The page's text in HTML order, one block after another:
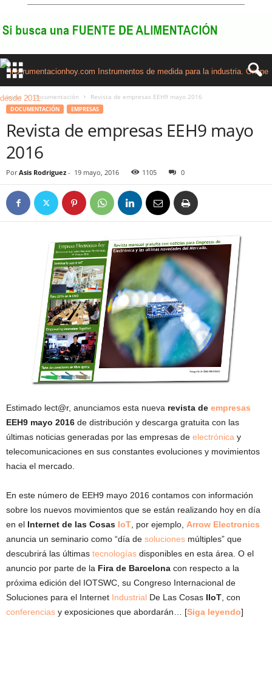
Inicio Documentación Revista de empresas EEH9 mayo 2016
DOCUMENTACIÓN EMPRESAS
Revista de empresas EEH9 mayo
2016
Por Asis Rodriguez - 19 mayo, 2016 1105 0
Estimado lect@r, anunciamos esta nueva revista de empresas
EEH9 mayo 2016 de distribución y descarga gratuita con las
últimas noticias generadas por las empresas de electrónica y
telecomunicaciones en sus constantes evoluciones y movimientos
hacia el mercado.
En este número de EEH9 mayo 2016 contamos con información
sobre los nuevos movimientos que se están realizando hoy en día
en el Internet de las Cosas IoT , por ejemplo, Arrow Electronics
anuncia un seminario como “día de soluciones múltiples” que
descubrirá las últimas tecnologías disponibles en esta área. O el
anuncio por parte de la Fira de Barcelona con respecto a la
próxima edición del IOTSWC, su Congreso Internacional de
Soluciones para el Internet Industrial De Las Cosas IIoT , con
conferencias y exposiciones que abordarán… [Siga leyendo]